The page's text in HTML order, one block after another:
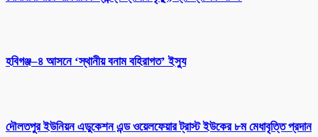
হবিগঞ্জ–৪ আসনে ‘স্থানীয় বনাম বহিরাগত’ ইস্যু
দৌলতপুর ইউনিয়ন এডুকেশন এন্ড ওয়েলফেয়ার ট্রাস্ট ইউকের ৮ম মেধাবৃত্তি প্রদান